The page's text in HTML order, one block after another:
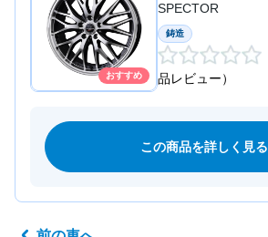
おすすめ
SPECTOR
鋳造
品レビュー）
この商品を詳しく見る